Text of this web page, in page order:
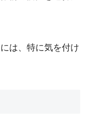
は、特に気を付け